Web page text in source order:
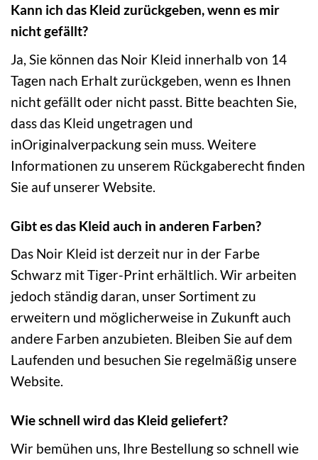
Kann ich das Kleid zurückgeben, wenn es mir
nicht gefällt?
Ja, Sie können das Noir Kleid innerhalb von 14
Tagen nach Erhalt zurückgeben, wenn es Ihnen
nicht gefällt oder nicht passt. Bitte beachten Sie,
dass das Kleid ungetragen und
inOriginalverpackung sein muss. Weitere
Informationen zu unserem Rückgaberecht finden
Sie auf unserer Website.
Gibt es das Kleid auch in anderen Farben?
Das Noir Kleid ist derzeit nur in der Farbe
Schwarz mit Tiger-Print erhältlich. Wir arbeiten
jedoch ständig daran, unser Sortiment zu
erweitern und möglicherweise in Zukunft auch
andere Farben anzubieten. Bleiben Sie auf dem
Laufenden und besuchen Sie regelmäßig unsere
Website.
Wie schnell wird das Kleid geliefert?
Wir bemühen uns, Ihre Bestellung so schnell wie